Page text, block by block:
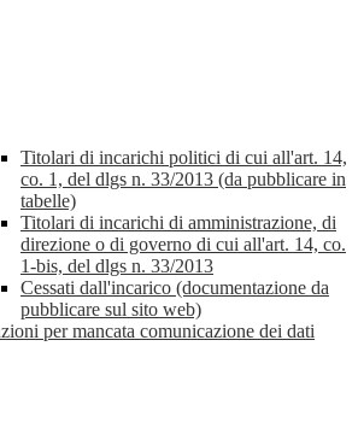
Titolari di incarichi politici di cui all'art. 14,
co. 1, del dlgs n. 33/2013 (da pubblicare in
tabelle)
Titolari di incarichi di amministrazione, di
direzione o di governo di cui all'art. 14, co.
1-bis, del dlgs n. 33/2013
Cessati dall'incarico (documentazione da
pubblicare sul sito web)
per mancata comunicazione dei dati